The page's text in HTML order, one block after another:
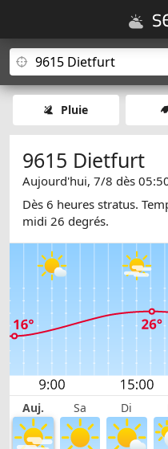
Pluie
9615 Dietfurt
Aujourd'hui, 7/8 dès
Dès 6 heures stratus.
midi 26 degrés.
Auj. Sa Di